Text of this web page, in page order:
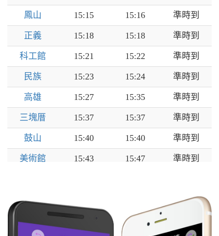
鳳山 15:15 15:16 準時到
正義 15:18 15:18 準時到
科工館 15:21 15:22 準時到
民族 15:23 15:24 準時到
高雄 15:27 15:35 準時到
三塊厝 15:37 15:37 準時到
鼓山 15:40 15:40 準時到
美術館 15:43 15:47 準時到
左營 準時到
新左營 15:55 15:56